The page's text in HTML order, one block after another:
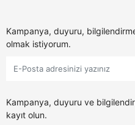
Kampanya, duyuru,
olmak istiyorum.
Kampanya, duyuru ve
kayıt olun.